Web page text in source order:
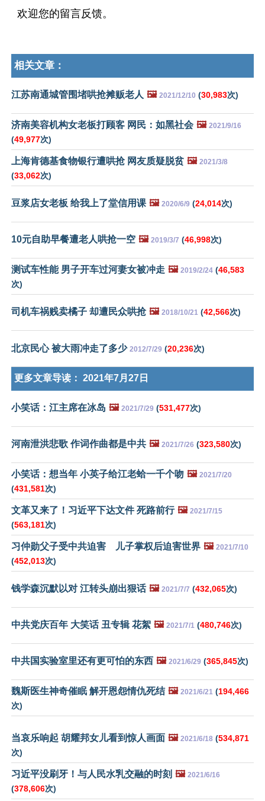
欢迎您的留言反馈。
相关文章：
江苏南通城管围堵哄抢摊贩老人 🖼️ 2021/12/10 (30,983次)
济南美容机构女老板打顾客 网民：如黑社会 🖼️ 2021/9/16
(49,977次)
上海肯德基食物银行遭哄抢 网友质疑脱贫 🖼️ 2021/3/8
(33,062次)
豆浆店女老板 给我上了堂信用课 🖼️ 2020/6/9 (24,014次)
10元自助早餐遭老人哄抢一空 🖼️ 2019/3/7 (46,998次)
测试车性能 男子开车过河妻女被冲走 🖼️ 2019/2/24 (46,583
次)
司机车祸贱卖橘子 却遭民众哄抢 🖼️ 2018/10/21 (42,566次)
北京民心 被大雨冲走了多少 2012/7/29 (20,236次)
更多文章导读： 2021年7月27日
小笑话：江主席在冰岛 🖼️ 2021/7/29 (531,477次)
河南泄洪悲歌 作词作曲都是中共 🖼️ 2021/7/26 (323,580次)
小笑话：想当年 小英子给江老蛤一千个吻 🖼️ 2021/7/20
(431,581次)
文革又来了！习近平下达文件 死路前行 🖼️ 2021/7/15
(563,181次)
习仲勋父子受中共迫害 儿子掌权后迫害世界 🖼️ 2021/7/10
(452,013次)
钱学森沉默以对 江转头崩出狠话 🖼️ 2021/7/7 (432,065次)
中共党庆百年 大笑话 丑专辑 花絮 🖼️ 2021/7/1 (480,746次)
中共国实验室里还有更可怕的东西 🖼️ 2021/6/29 (365,845次)
魏斯医生神奇催眠 解开恩怨情仇死结 🖼️ 2021/6/21 (194,466
次)
当哀乐响起 胡耀邦女儿看到惊人画面 🖼️ 2021/6/18 (534,871
次)
习近平没刷牙！与人民水乳交融的时刻 🖼️ 2021/6/16
(378,606次)